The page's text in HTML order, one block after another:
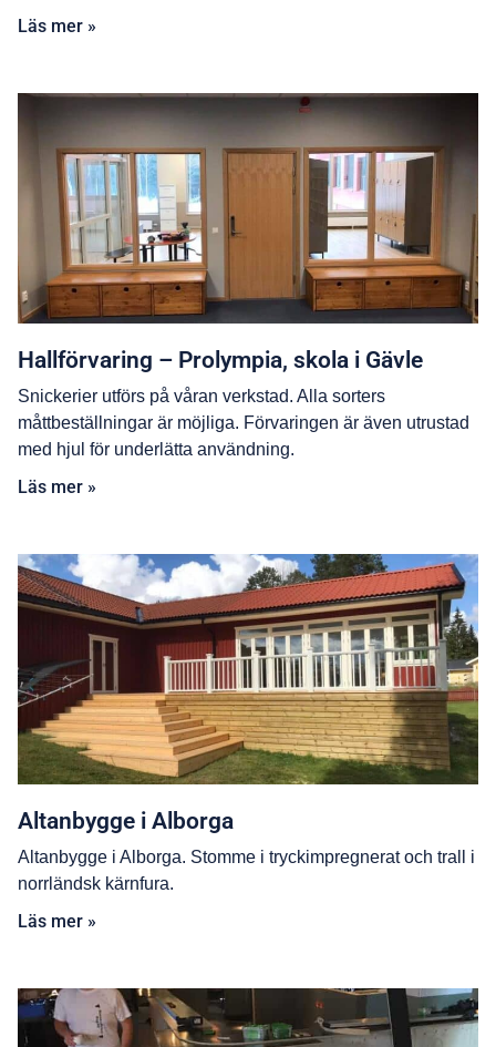
Läs mer »
Hallförvaring – Prolympia, skola i Gävle
Snickerier utförs på våran verkstad. Alla sorters
måttbeställningar är möjliga. Förvaringen är även utrustad
med hjul för underlätta användning.
Läs mer »
Altanbygge i Alborga
Altanbygge i Alborga. Stomme i tryckimpregnerat och trall i
norrländsk kärnfura.
Läs mer »